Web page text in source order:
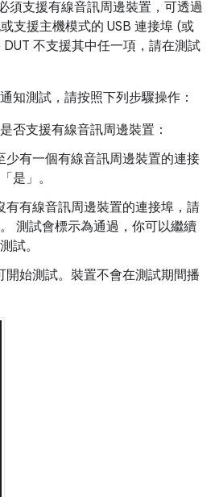
須支援有線音訊周邊裝置，可透過
支援主機模式的 USB 連接埠 (或
不支援其中任一項，請在測試
知測試，請按照下列步驟操作：
否支援有線音訊周邊裝置：
少有一個有線音訊周邊裝置的連接
是」 。
有有線音訊周邊裝置的連接埠，請
。 測試會標示為通過，你可以繼續
試。
開始測試。裝置不會在測試期間播